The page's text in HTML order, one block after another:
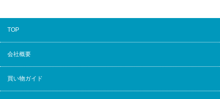
TOP
会社概要
買い物ガイド